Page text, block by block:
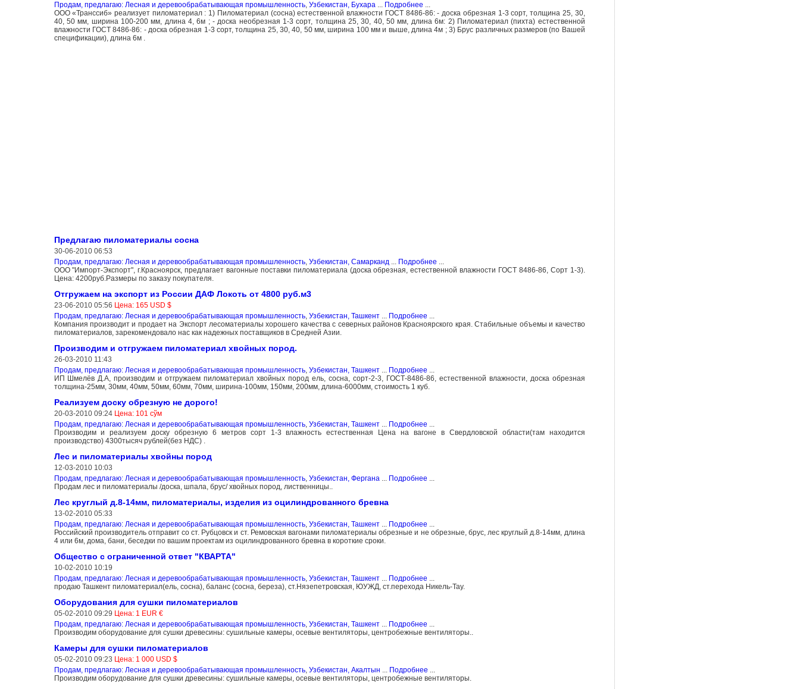
Продам, предлагаю: Лесная и деревообрабатывающая промышленность, Узбекистан, Бухара... Подробнее ...
ООО «Транссиб» реализует пиломатериал : 1) Пиломатериал (сосна) естественной влажности ГОСТ 8486-86: - доска обрезная 1-3 сорт, толщина 25, 30,
40, 50 мм, ширина 100-200 мм, длина 4, 6м ; - доска необрезная 1-3 сорт, толщина 25, 30, 40, 50 мм, длина 6м: 2) Пиломатериал (пихта) естественной
влажности ГОСТ 8486-86: - доска обрезная 1-3 сорт, толщина 25, 30, 40, 50 мм, ширина 100 мм и выше, длина 4м ; 3) Брус различных размеров (по Вашей
спецификации), длина 6м .
Предлагаю пиломатериалы сосна
30-06-2010 06:53
Продам, предлагаю: Лесная и деревообрабатывающая промышленность, Узбекистан, Самарканд... Подробнее ...
ООО "Импорт-Экспорт", г.Красноярск, предлагает вагонные поставки пиломатериала (доска обрезная, естественной влажности ГОСТ 8486-86, Сорт 1-3).
Цена: 4200руб.Размеры по заказу покупателя.
Отгружаем на экспорт из России ДАФ Локоть от 4800 руб.м3
23-06-2010 05:56 Цена: 165 USD $
Продам, предлагаю: Лесная и деревообрабатывающая промышленность, Узбекистан, Ташкент... Подробнее ...
Компания производит и продает на Экспорт лесоматериалы хорошего качества с северных районов Красноярского края. Стабильные объемы и качество
пиломатериалов, зарекомендовало нас как надежных поставщиков в Средней Азии.
Производим и отгружаем пиломатериал хвойных пород.
26-03-2010 11:43
Продам, предлагаю: Лесная и деревообрабатывающая промышленность, Узбекистан, Ташкент... Подробнее ...
ИП Шмелёв Д.А, производим и отгружаем пиломатериал хвойных пород ель, сосна, сорт-2-3, ГОСТ-8486-86, естественной влажности, доска обрезная
толщина-25мм, 30мм, 40мм, 50мм, 60мм, 70мм, ширина-100мм, 150мм, 200мм, длина-6000мм, стоимость 1 куб.
Реализуем доску обрезную не дорого!
20-03-2010 09:24 Цена: 101 сўм
Продам, предлагаю: Лесная и деревообрабатывающая промышленность, Узбекистан, Ташкент... Подробнее ...
Производим и реализуем доску обрезную 6 метров сорт 1-3 влажность естественная Цена на вагоне в Свердловской области(там находится
производство) 4300тысяч рублей(без НДС) .
Лес и пиломатериалы хвойны пород
12-03-2010 10:03
Продам, предлагаю: Лесная и деревообрабатывающая промышленность, Узбекистан, Фергана... Подробнее ...
Продам лес и пиломатериалы /доска, шпала, брус/ хвойных пород, лиственницы..
Лес круглый д.8-14мм, пиломатериалы, изделия из оцилиндрованного бревна
13-02-2010 05:33
Продам, предлагаю: Лесная и деревообрабатывающая промышленность, Узбекистан, Ташкент... Подробнее ...
Российский производитель отправит со ст. Рубцовск и ст. Ремовская вагонами пиломатериалы обрезные и не обрезные, брус, лес круглый д.8-14мм, длина
4 или 6м, дома, бани, беседки по вашим проектам из оцилиндрованного бревна в короткие сроки.
Общество с ограниченной ответ "КВАРТА"
10-02-2010 10:19
Продам, предлагаю: Лесная и деревообрабатывающая промышленность, Узбекистан, Ташкент... Подробнее ...
продаю Ташкент пиломатериал(ель, сосна), баланс (сосна, береза), ст.Нязепетровская, ЮУЖД, ст.перехода Никель-Тау.
Оборудования для сушки пиломатериалов
05-02-2010 09:29 Цена: 1 EUR €
Продам, предлагаю: Лесная и деревообрабатывающая промышленность, Узбекистан, Ташкент... Подробнее ...
Производим оборудование для сушки древесины: сушильные камеры, осевые вентиляторы, центробежные вентиляторы..
Камеры для сушки пиломатериалов
05-02-2010 09:23 Цена: 1 000 USD $
Продам, предлагаю: Лесная и деревообрабатывающая промышленность, Узбекистан, Акалтын ... Подробнее ...
Производим оборудование для сушки древесины: сушильные камеры, осевые вентиляторы, центробежные вентиляторы.